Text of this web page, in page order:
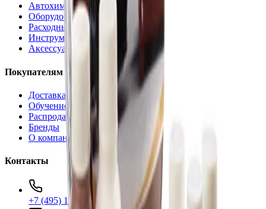
Автохимия
Оборудование
Расходные материалы
Инструменты
Аксессуары
Покупателям
Доставка и оплата
Обучение
Распродажа
Бренды
О компании
Контакты
+7 (495) 135-35-99